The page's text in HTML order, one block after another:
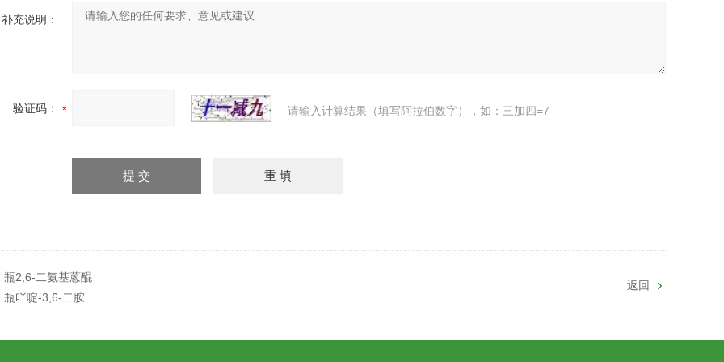
补充说明：
验证码： 请输入计算结果（填写阿拉伯数字），如：三加四=7
瓶2,6-二氨基蒽醌
瓶吖啶-3,6-二胺
返回